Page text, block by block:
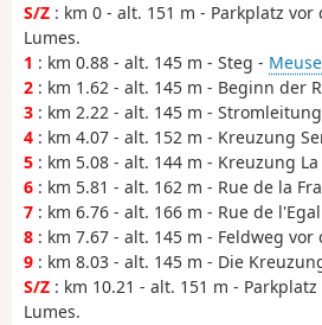
S/Z : km 0 - alt. 151 m - Parkplatz vor
Lumes.
1 : km 0.88 - alt. 145 m - Steg -
2 : km 1.62 - alt. 145 m - Beginn der
3 : km 2.22 - alt. 145 m - Stromleitung
4 : km 4.07 - alt. 152 m - Kreuzung
5 : km 5.08 - alt. 144 m - Kreuzung
6 : km 5.81 - alt. 162 m - Rue de la
7 : km 6.76 - alt. 166 m - Rue de
8 : km 7.67 - alt. 145 m - Feldweg vor
9 : km 8.03 - alt. 145 m - Die
S/Z : km 10.21 - alt. 151 m -
Lumes.